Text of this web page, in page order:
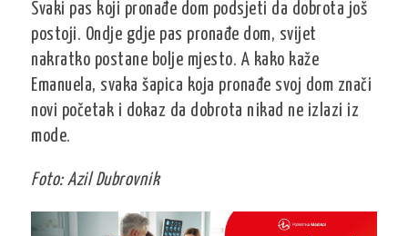
Svaki pas koji pronađe dom podsjeti da dobrota još
postoji. Ondje gdje pas pronađe dom, svijet
nakratko postane bolje mjesto. A kako kaže
Emanuela, svaka šapica koja pronađe svoj dom znači
novi početak i dokaz da dobrota nikad ne izlazi iz
mode.
Foto: Azil Dubrovnik